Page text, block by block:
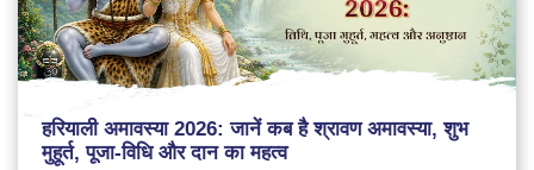
हरियाली अमावस्या 2026: जानें कब है श्रावण अमावस्या, शुभ
मुहूर्त, पूजा-विधि और दान का महत्व